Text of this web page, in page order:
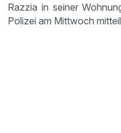
Razzia in seiner
Polizei am Mittwoch